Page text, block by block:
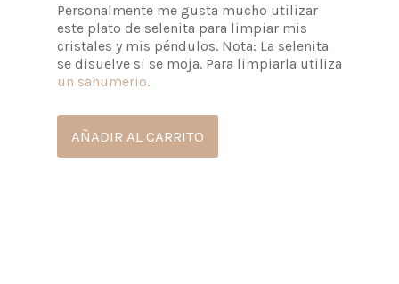
Personalmente me gusta mucho utilizar
este plato de selenita para limpiar mis
cristales y mis péndulos. Nota: La selenita
se disuelve si se moja. Para limpiarla utiliza
un sahumerio.
AÑADIR AL CARRITO